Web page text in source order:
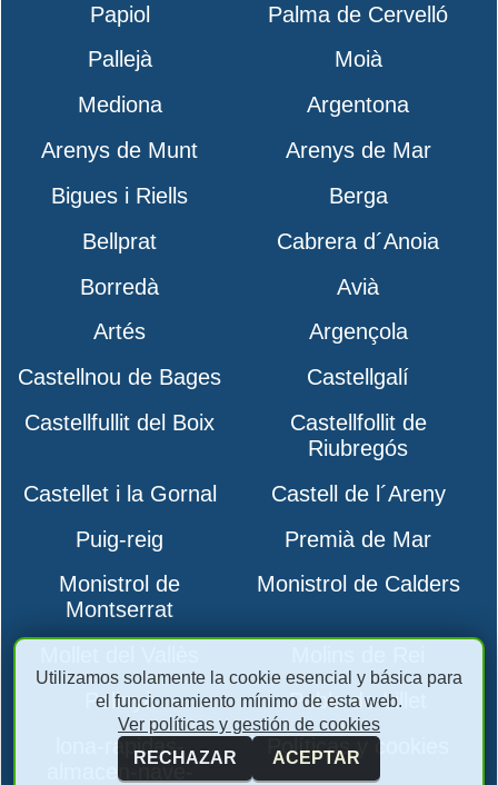
Papiol
Palma de Cervelló
Pallejà
Moià
Mediona
Argentona
Arenys de Munt
Arenys de Mar
Bigues i Riells
Berga
Bellprat
Cabrera d´Anoia
Borredà
Avià
Artés
Argençola
Castellnou de Bages
Castellgalí
Castellfullit del Boix
Castellfollit de
Riubregós
Castellet i la Gornal
Castell de l´Areny
Puig-reig
Premià de Mar
Monistrol de
Montserrat
Monistrol de Calders
Polinyà
Pobla de Lillet
lona-rapidas-
almacen-nave-
Políticas y cookies
Utilizamos solamente la cookie esencial y básica para
el funcionamiento mínimo de esta web.
Ver políticas y gestión de cookies
RECHAZAR
ACEPTAR